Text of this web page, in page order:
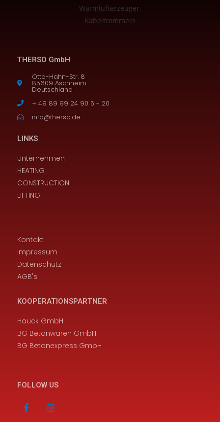
THERSO GmbH
Otto-Hahn-Str. 8
85609 Aschheim
Deutschland
+ 49 89 99 24 90 5 - 20
info@therso.de
LINKS
Unternehmen
HEATING
CONSTRUCTION
LIFTING
Kontakt
Impressum
Datenschutz
AGB's
KOOPERATIONSPARTNER
Hauck GmbH
BG Betonwaren GmbH
BG Betonexpress GmbH
FOLLOW US